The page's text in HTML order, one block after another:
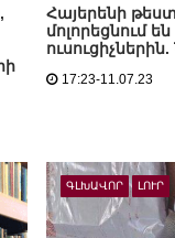
Հայերենի
մոլորեցնում
17:23-11.07.23
ԳԼԽԱՎՈՐ ԼՈՒՐ